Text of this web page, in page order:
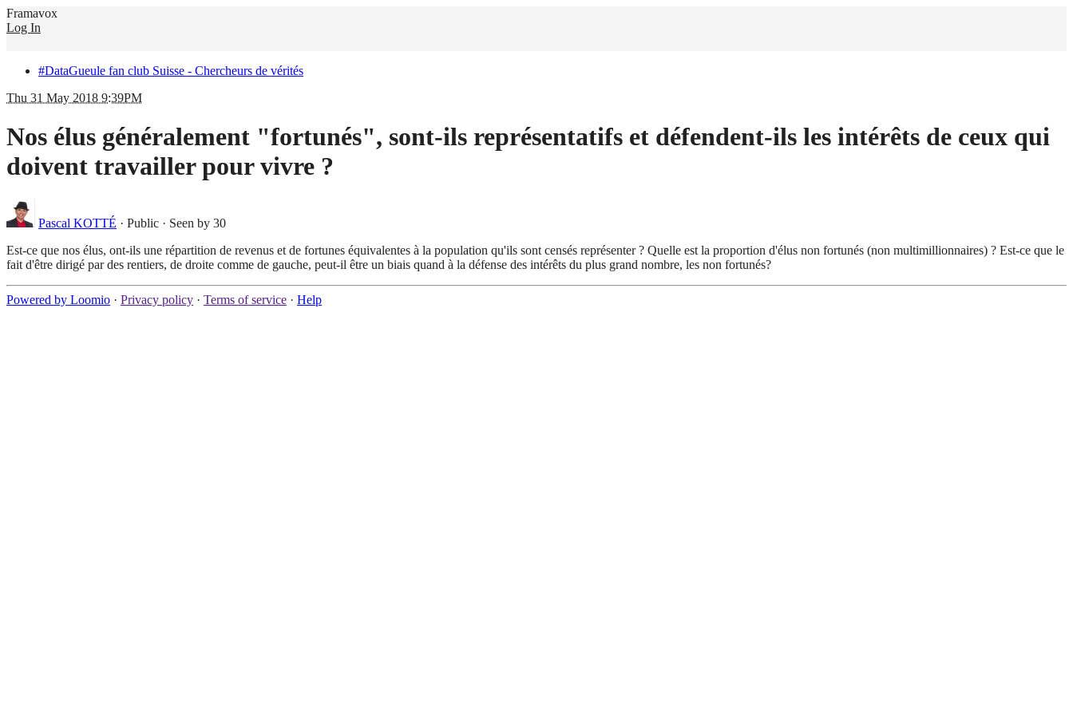
Framavox
Log In
#DataGueule fan club Suisse - Chercheurs de vérités
Thu 31 May 2018 9:39PM
Nos élus généralement "fortunés", sont-ils représentatifs et défendent-ils les intérêts de ceux qui
doivent travailler pour vivre ?
Pascal KOTTÉ · Public · Seen by 30
Est-ce que nos élus, ont-ils une répartition de revenus et de fortunes équivalentes à la population qu'ils sont censés représenter ? Quelle est la proportion d'élus non fortunés (non multimillionnaires) ? Est-ce que le
fait d'être dirigé par des rentiers, de droite comme de gauche, peut-il être un biais quand à la défense des intérêts du plus grand nombre, les non fortunés?
Powered by Loomio · Privacy policy · Terms of service · Help